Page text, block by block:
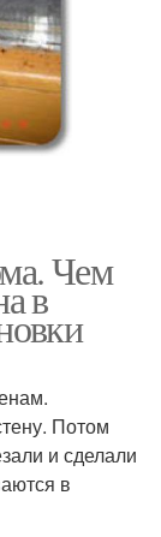
Чем
в
Потом
и сделали
в